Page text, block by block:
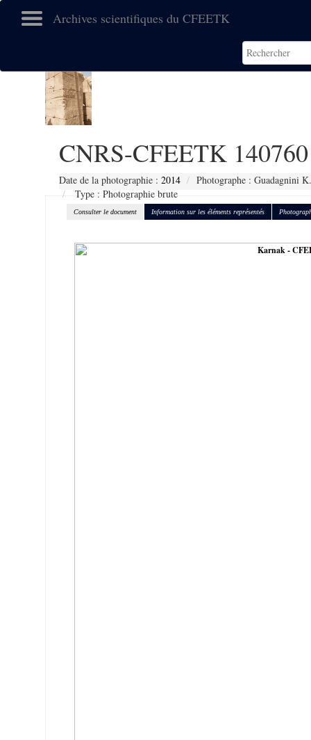
Archives scientifiques du CFEETK
CNRS-CFEETK 140760
Date de la photographie : 2014
Photographe : Guadagnini K.
Type : Photographie brute
Consulter le document Information sur les éléments représentés